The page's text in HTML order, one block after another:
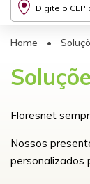
Digite o
Home •
Floresnet
Nossos
personalizados